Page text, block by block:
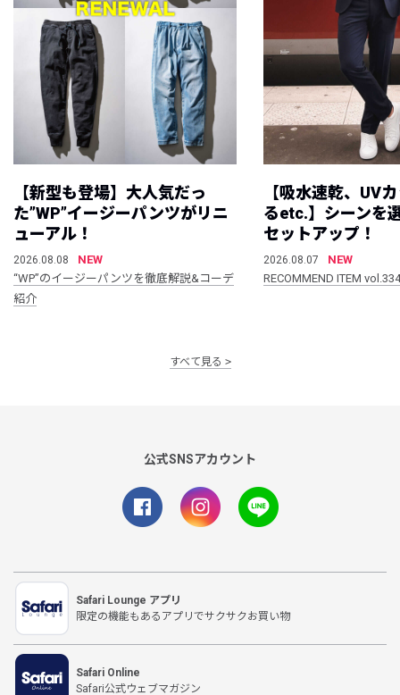
【新型も登場】大人気だっ
た”WP”イージーパンツがリニ
ューアル！
2026.08.08
NEW
“WP”のイージーパンツを徹底解説&コーデ
紹介
【吸水速乾、UV
るetc.】シーンを
セットアップ！
2026.08.07
NEW
RECOMMEND ITEM vol.334
すべて見る
公式SNSアカウント
Safari Lounge アプリ
限定の機能もあるアプリでサクサクお買い物
Safari Online
Safari公式ウェブマガジン